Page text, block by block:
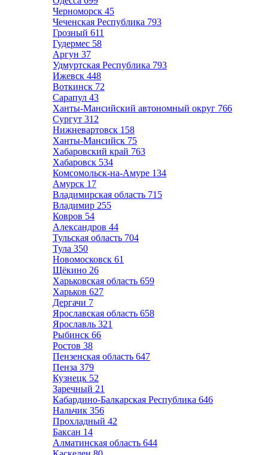
Черноморск 45
Чеченская Республика 793
Грозный 611
Гудермес 58
Аргун 37
Удмуртская Республика 793
Ижевск 448
Воткинск 72
Сарапул 43
Ханты-Мансийский автономный округ 766
Сургут 312
Нижневартовск 158
Ханты-Мансийск 75
Хабаровский край 763
Хабаровск 534
Комсомольск-на-Амуре 134
Амурск 17
Владимирская область 715
Владимир 255
Ковров 54
Александров 44
Тульская область 704
Тула 350
Новомосковск 61
Щёкино 26
Харьковская область 659
Харьков 627
Дергачи 7
Ярославская область 658
Ярославль 321
Рыбинск 66
Ростов 38
Пензенская область 647
Пенза 379
Кузнецк 52
Заречный 21
Кабардино-Балкарская Республика 646
Нальчик 356
Прохладный 42
Баксан 14
Алматинская область 644